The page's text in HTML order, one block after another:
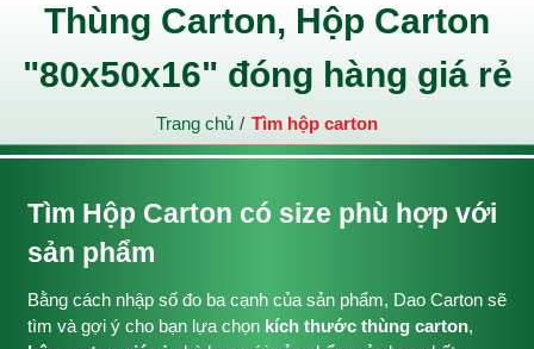
Thùng Carton, Hộp Carton
"80x50x16" đóng hàng giá rẻ
Trang chủ Tìm hộp carton
Tìm Hộp Carton có size phù hợp với
sản phẩm
Bằng cách nhập số đo ba cạnh của sản phẩm, Dao Carton sẽ
tìm và gợi ý cho bạn lựa chọn kích thước thùng carton,